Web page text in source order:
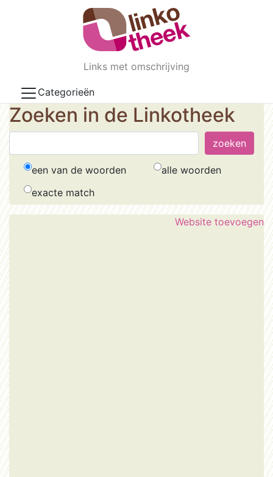
Skip to main content
Links met omschrijving
Categorieën
Zoeken in de Linkotheek
een van de woorden
alle woorden
exacte match
Website toevoegen